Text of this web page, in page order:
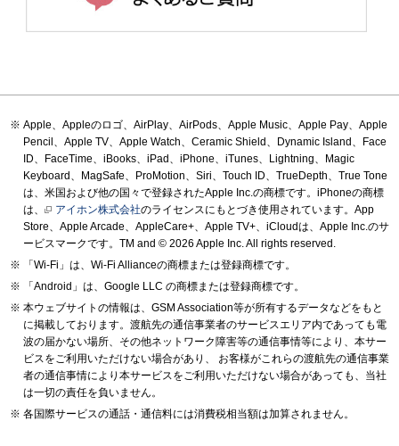
Apple、Appleのロゴ、AirPlay、AirPods、Apple Music、Apple Pay、Apple
Pencil、Apple TV、Apple Watch、Ceramic Shield、Dynamic Island、Face
ID、FaceTime、iBooks、iPad、iPhone、iTunes、Lightning、Magic
Keyboard、MagSafe、ProMotion、Siri、Touch ID、TrueDepth、True Tone
は、米国および他の国々で登録されたApple Inc.の商標です。iPhoneの商標
は、
アイホン株式会社のライセンスにもとづき使用されています。App
Store、Apple Arcade、AppleCare+、Apple TV+、iCloudは、Apple Inc.のサ
ービスマークです。TM and © 2026 Apple Inc. All rights reserved.
「Wi-Fi」は、Wi-Fi Allianceの商標または登録商標です。
「Android」は、Google LLC の商標または登録商標です。
本ウェブサイトの情報は、GSM Association等が所有するデータなどをもと
に掲載しております。渡航先の通信事業者のサービスエリア内であっても電
波の届かない場所、その他ネットワーク障害等の通信事情等により、本サー
ビスをご利用いただけない場合があり、 お客様がこれらの渡航先の通信事業
者の通信事情により本サービスをご利用いただけない場合があっても、当社
は一切の責任を負いません。
各国際サービスの通話・通信料には消費税相当額は加算されません。